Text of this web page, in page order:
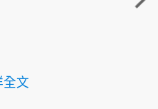
全文
走進